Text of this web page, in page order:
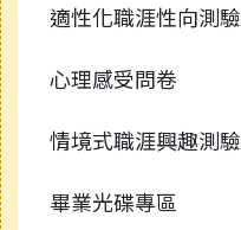
適性化職涯性向測驗
心理感受問卷
情境式職涯興趣測驗
畢業光碟專區